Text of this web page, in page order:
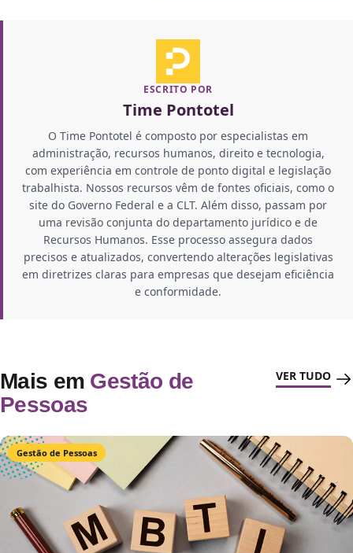
ESCRITO POR
Time Pontotel
O Time Pontotel é composto por especialistas em
administração, recursos humanos, direito e tecnologia,
com experiência em controle de ponto digital e legislação
trabalhista. Nossos recursos vêm de fontes oficiais, como o
site do Governo Federal e a CLT. Além disso, passam por
uma revisão conjunta do departamento jurídico e de
Recursos Humanos. Esse processo assegura dados
precisos e atualizados, convertendo alterações legislativas
em diretrizes claras para empresas que desejam eficiência
e conformidade.
Mais em Gestão de
Pessoas
VER TUDO
Gestão de Pessoas